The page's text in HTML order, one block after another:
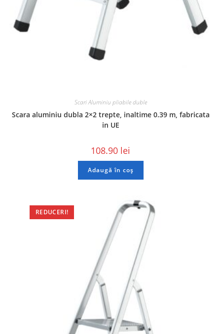
Scari Aluminiu pliabile duble
Scara aluminiu dubla 2×2 trepte, inaltime 0.39 m, fabricata
in UE
108.90 lei
Adaugă în coș
REDUCERI!